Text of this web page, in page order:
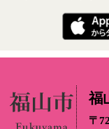
福
〒